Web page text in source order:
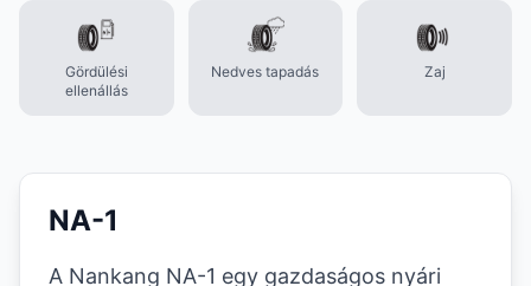
Gördülési
ellenállás
Nedves tapadás Zaj
NA-1
A Nankang NA-1 egy gazdaságos nyári